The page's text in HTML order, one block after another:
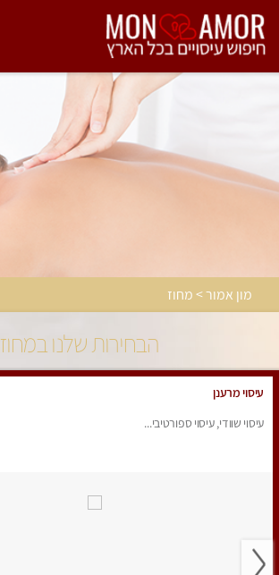
מון אמור > מחוז
הבחירות שלנו במחוז
עיסוי מרענן
עיסוי שוודי, עיסוי ספורטיבי...